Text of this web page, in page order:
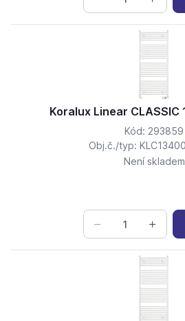
Koralux Linear CLASSIC
Kód: 293859
Obj.č./typ:
Není skladem